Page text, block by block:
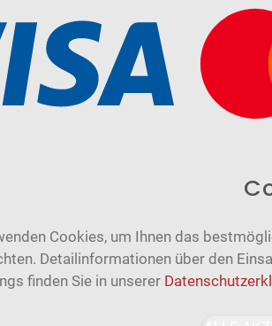
Cookies, um Ihnen das
Detailinformationen über den
finden Sie in unserer